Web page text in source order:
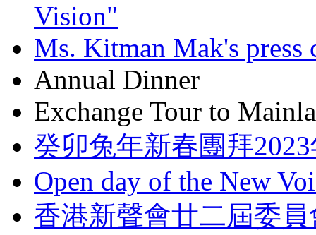
Vision"
Ms. Kitman Mak's press
Annual Dinner
Exchange Tour to
癸卯兔年新春團拜
Open day of the New
香港新聲會廿二屆委